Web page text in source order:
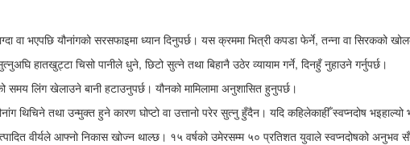
वा भएपछि यौनांगको सरसफाइमा ध्यान दिनुपर्छ। यस क्रममा भित्री कपडा फेर्ने, तन्ना वा
हातखुट्टा चिसो पानीले धुने, छिटो सुत्ने तथा बिहानै उठेर व्यायाम गर्ने, दिनहुँ नुहाउने गर्नुपर्छ।
समय लिंग खेलाउने बानी हटाउनुपर्छ। यौनको मामिलामा अनुशासित हुनुपर्छ।
थिचिने तथा उन्मुक्त हुने कारण घोप्टो वा उत्तानो परेर सुत्नु हुँदैन। यदि कहिलेकाहीँ स्वप्नदोष
वीर्यले आफ्नो निकास खोज्न थाल्छ। १५ वर्षको उमेरसम्म ५० प्रतिशत युवाले स्वप्नदोषको अनुभव